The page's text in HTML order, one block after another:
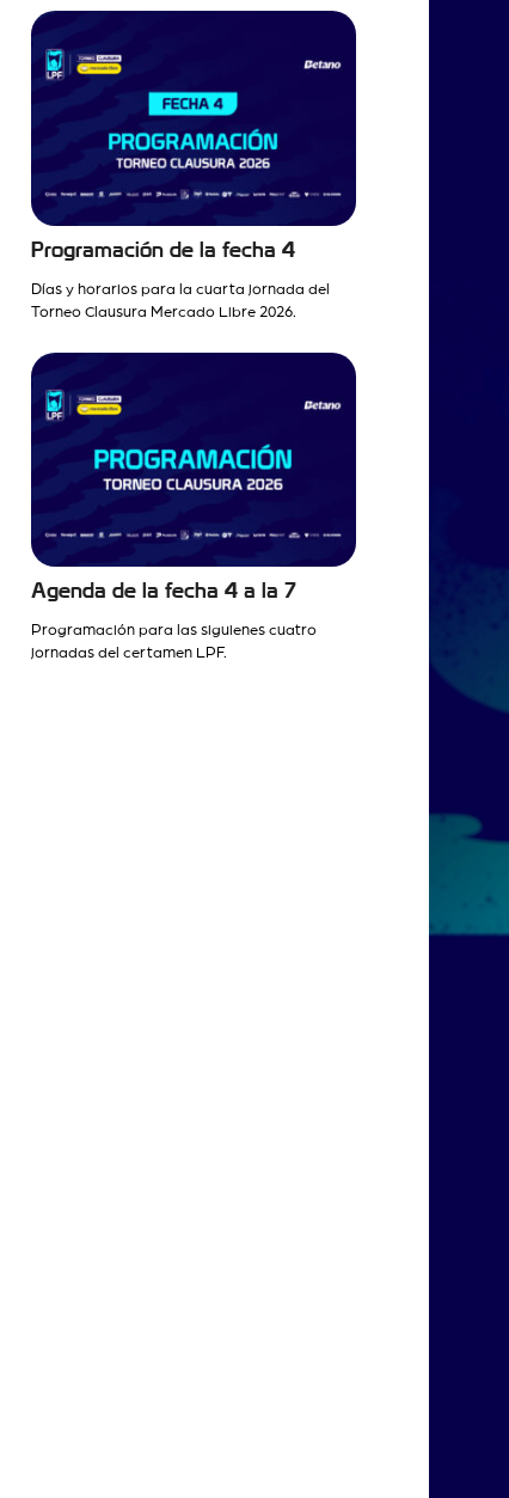
Programación de la fecha 4
Días y horarios para la cuarta jornada del
Torneo Clausura Mercado Libre 2026.
Agenda de la fecha 4 a la 7
Programación para las siguienes cuatro
jornadas del certamen LPF.